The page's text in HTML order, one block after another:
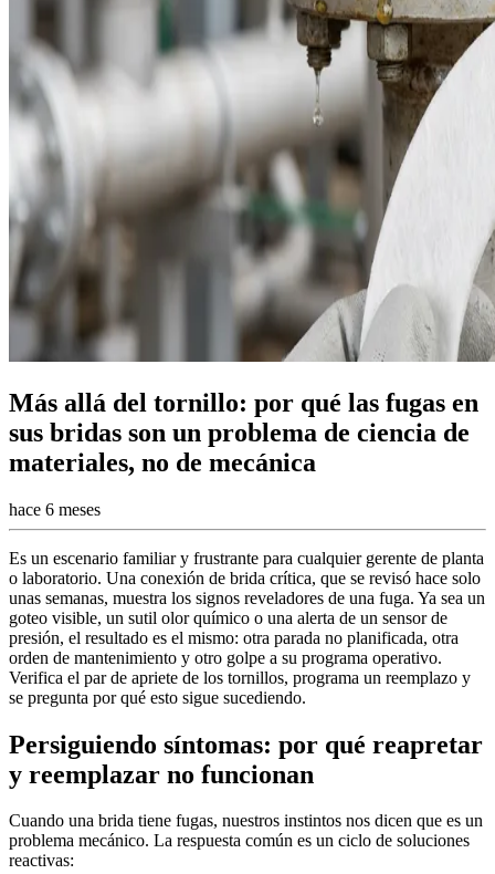
Más allá del tornillo: por qué las fugas en
sus bridas son un problema de ciencia de
materiales, no de mecánica
hace 6 meses
Es un escenario familiar y frustrante para cualquier gerente de planta
o laboratorio. Una conexión de brida crítica, que se revisó hace solo
unas semanas, muestra los signos reveladores de una fuga. Ya sea un
goteo visible, un sutil olor químico o una alerta de un sensor de
presión, el resultado es el mismo: otra parada no planificada, otra
orden de mantenimiento y otro golpe a su programa operativo.
Verifica el par de apriete de los tornillos, programa un reemplazo y
se pregunta por qué esto sigue sucediendo.
Persiguiendo síntomas: por qué reapretar
y reemplazar no funcionan
Cuando una brida tiene fugas, nuestros instintos nos dicen que es un
problema mecánico. La respuesta común es un ciclo de soluciones
reactivas: